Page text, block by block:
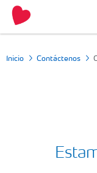
Inicio Contáctenos